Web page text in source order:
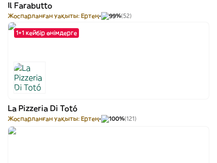
Il Farabutto
Жоспарланған уақыты: Ертең 99%(52)
1+1 кейбір өнімдерге
La Pizzeria Di Totó
Жоспарланған уақыты: Ертең 100%(121)